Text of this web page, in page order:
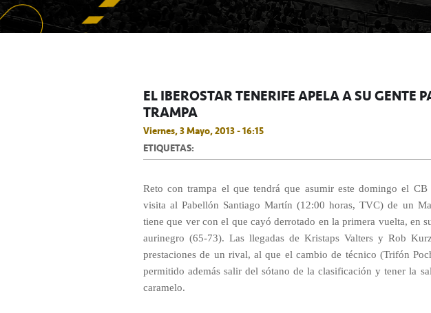
EL IBEROSTAR TENERIFE APELA A SU GENTE
TRAMPA
Viernes, 3 Mayo, 2013 - 16:15
ETIQUETAS:
Reto con trampa el que tendrá que asumir este domingo el
visita al Pabellón Santiago Martín (12:00 horas, TVC) de un
tiene que ver con el que cayó derrotado en la primera vuelta, en
aurinegro (65-73). Las llegadas de Kristaps Valters y Rob
prestaciones de un rival, al que el cambio de técnico (Trifón
permitido además salir del sótano de la clasificación y tener la
caramelo.